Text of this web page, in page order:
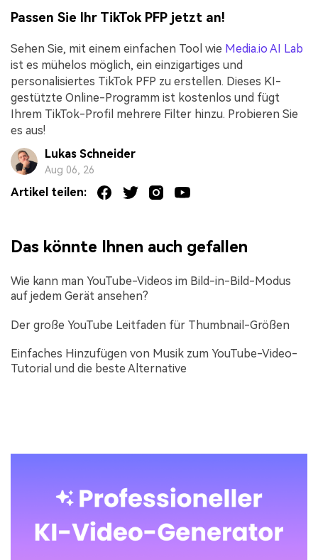
Passen Sie Ihr TikTok PFP jetzt an!
Sehen Sie, mit einem einfachen Tool wie Media.io AI Lab
ist es mühelos möglich, ein einzigartiges und
personalisiertes TikTok PFP zu erstellen. Dieses KI-
gestützte Online-Programm ist kostenlos und fügt
Ihrem TikTok-Profil mehrere Filter hinzu. Probieren Sie
es aus!
Lukas Schneider
Aug 06, 26
Artikel teilen:
Das könnte Ihnen auch gefallen
Wie kann man YouTube-Videos im Bild-in-Bild-Modus
auf jedem Gerät ansehen?
Der große YouTube Leitfaden für Thumbnail-Größen
Einfaches Hinzufügen von Musik zum YouTube-Video-
Tutorial und die beste Alternative